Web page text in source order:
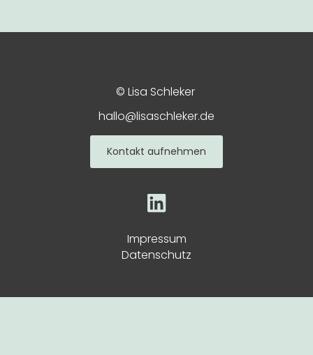
© Lisa Schleker
hallo@lisaschleker.de
Kontakt aufnehmen
Impressum
Datenschutz